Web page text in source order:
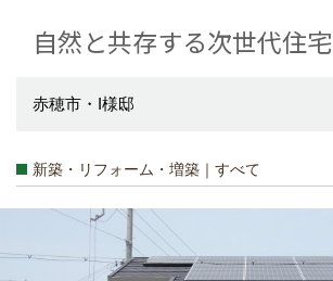
自然と共存する次世代住宅
赤穂市・I様邸
新築・リフォーム・増築｜すべて